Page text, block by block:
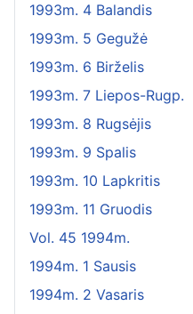
1993m. 4 Balandis
1993m. 5 Gegužė
1993m. 6 Birželis
1993m. 7 Liepos-Rugp.
1993m. 8 Rugsėjis
1993m. 9 Spalis
1993m. 10 Lapkritis
1993m. 11 Gruodis
Vol. 45 1994m.
1994m. 1 Sausis
1994m. 2 Vasaris